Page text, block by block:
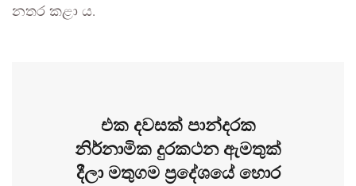
නතර කළා ය.
එක දවසක් පාන්දරක
නිර්නාමික දුරකථන ඇමතුක්
දීලා මතුගම ප්‍රදේශයේ හොර